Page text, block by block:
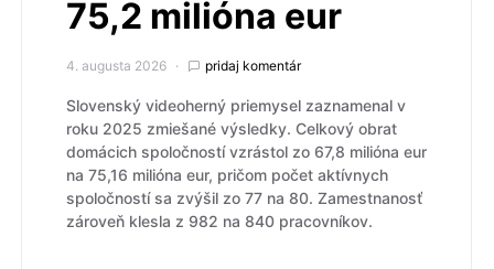
75,2 milióna eur
4. augusta 2026 pridaj komentár
Slovenský videoherný priemysel zaznamenal v
roku 2025 zmiešané výsledky. Celkový obrat
domácich spoločností vzrástol zo 67,8 milióna eur
na 75,16 milióna eur, pričom počet aktívnych
spoločností sa zvýšil zo 77 na 80. Zamestnanosť
zároveň klesla z 982 na 840 pracovníkov.